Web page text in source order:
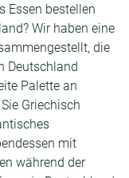
Essen bestellen
Wir haben eine
die
Deutschland
Palette an
Griechisch
mit
während der